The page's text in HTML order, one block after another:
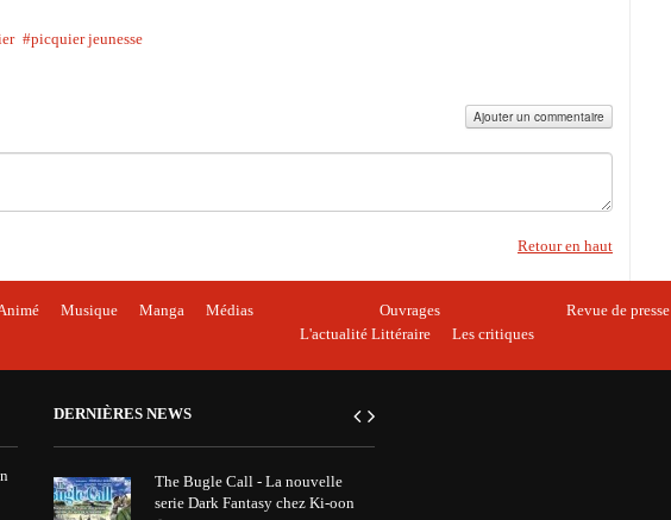
picquier jeunesse
Ajouter un commentaire
Retour en haut
Musique Manga Médias
Ouvrages
L'actualité Littéraire
Les critiques
Revue de presse
DERNIÈRES NEWS
The Bugle Call - La nouvelle
serie Dark Fantasy chez Ki-oon